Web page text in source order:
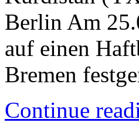
Berlin Am
auf einen
Bremen
Continue